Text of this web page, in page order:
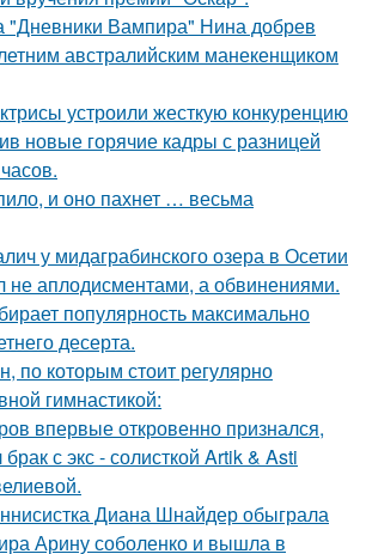
"Дневники Вампира" Нина добрев
австралийским манекенщиком
устроили жесткую конкуренцию
новые горячие кадры с разницей
и оно пахнет … весьма
у мидаграбинского озера в Осетии
не аплодисментами, а обвинениями.
популярность максимально
десерта.
по которым стоит регулярно
гимнастикой:
впервые откровенно признался,
с экс - солисткой Artik & Asti
Диана Шнайдер обыграла
Арину соболенко и вышла в